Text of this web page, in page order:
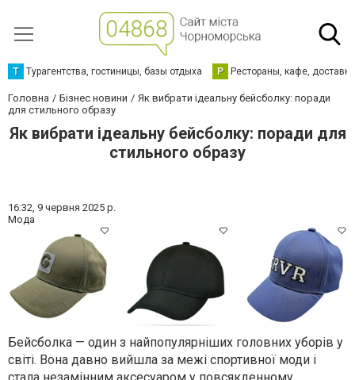
Т Турагентства, гостиницы, базы отдыха Р Рестораны, кафе,
Головна Бізнес новини
Як вибрати ідеальну бейсболку: поради
для стильного образу
Як вибрати ідеальну бейсболку: поради для
стильного образу
16:32, 9 червня 2025 р.
Мода
Бейсболка — один з найпопулярніших головних уборів у
світі. Вона давно вийшла за межі спортивної моди і